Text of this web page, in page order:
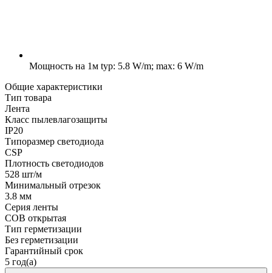
Мощность на 1м typ: 5.8 W/m; max: 6 W/m
Общие характеристики
Тип товара
Лента
Класс пылевлагозащиты
IP20
Типоразмер светодиода
CSP
Плотность светодиодов
528 шт/м
Минимальный отрезок
3.8 мм
Серия ленты
COB открытая
Тип герметизации
Без герметизации
Гарантийный срок
5 год(а)